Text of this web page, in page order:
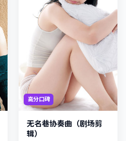
高分口碑
无名巷协奏曲（剧场剪
辑）